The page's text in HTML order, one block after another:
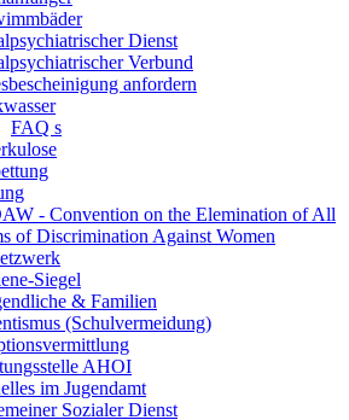
Dienst
Verbund
anfordern
FAQ s
- Convention on the Elemination of All
of Discrimination Against Women
Siegel
& Familien
(Schulvermeidung)
AHOI
im Jugendamt
Sozialer Dienst